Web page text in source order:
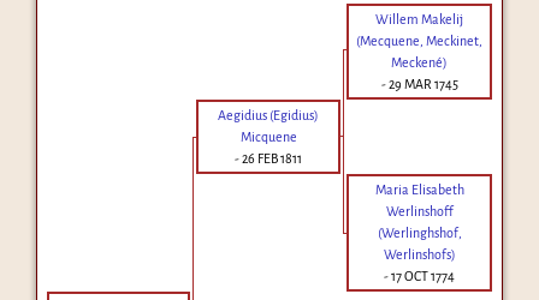
Willem Makelij
(Mecquene, Meckinet,
Meckené)
-29 MAR 1745
Aegidius (Egidius)
Micquene
-26 FEB 1811
Maria Elisabeth
Werlinshoff
(Werlinghshof,
Werlinshofs)
-17 OCT 1774